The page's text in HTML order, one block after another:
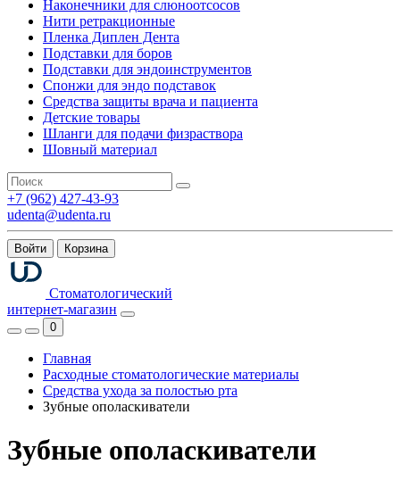
Наконечники для слюноотсосов
Нити ретракционные
Пленка Диплен Дента
Подставки для боров
Подставки для эндоинструментов
Спонжи для эндо подставок
Средства защиты врача и пациента
Детские товары
Шланги для подачи физраствора
Шовный материал
+7 (962) 427-43-93
udenta@udenta.ru
Войти Корзина
Стоматологический
интернет-магазин
0
Главная
Расходные стоматологические материалы
Средства ухода за полостью рта
Зубные ополаскиватели
Зубные ополаскиватели